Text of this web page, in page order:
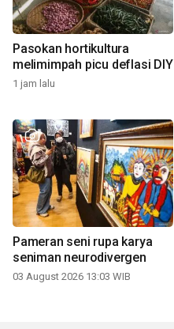
Pasokan hortikultura
melimimpah picu deflasi DIY
1 jam lalu
Pameran seni rupa karya
seniman neurodivergen
03 August 2026 13:03 WIB